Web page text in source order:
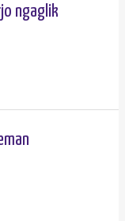
ngaglik